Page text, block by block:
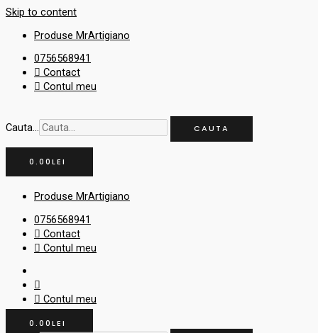
Skip to content
Produse MrArtigiano
0756568941
Contact
Contul meu
Cauta... CAUTA
0.00 LEI
Produse MrArtigiano
0756568941
Contact
Contul meu
Contul meu
0.00 LEI